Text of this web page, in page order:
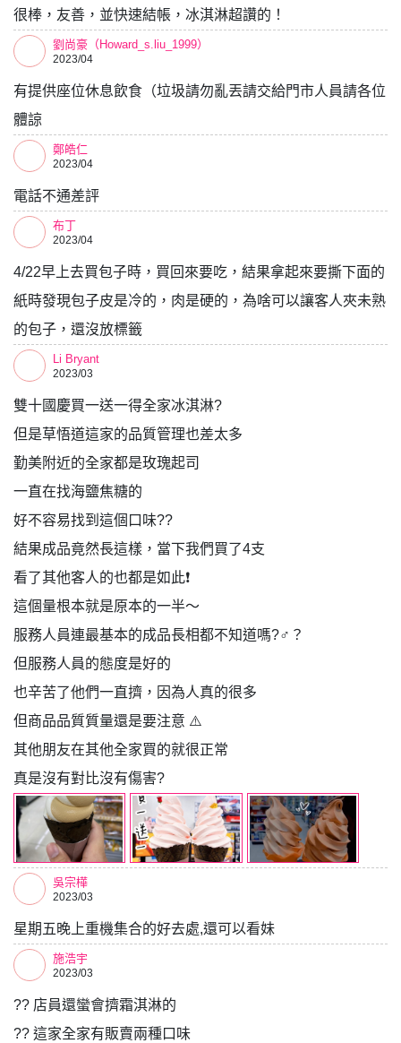
很棒，友善，並快速結帳，冰淇淋超讚的！
劉尚豪（Howard_s.liu_1999）
2023/04
有提供座位休息飲食（垃圾請勿亂丟請交給門市人員請各位
體諒
鄭皓仁
2023/04
電話不通差評
布丁
2023/04
4/22早上去買包子時，買回來要吃，結果拿起來要撕下面的
紙時發現包子皮是冷的，肉是硬的，為啥可以讓客人夾未熟
的包子，還沒放標籤
Li Bryant
2023/03
雙十國慶買一送一得全家冰淇淋?
但是草悟道這家的品質管理也差太多
勤美附近的全家都是玫瑰起司
一直在找海鹽焦糖的
好不容易找到這個口味??
結果成品竟然長這樣，當下我們買了4支
看了其他客人的也都是如此❗️
這個量根本就是原本的一半～
服務人員連最基本的成品長相都不知道嗎?‍♂️？
但服務人員的態度是好的
也辛苦了他們一直擠，因為人真的很多
但商品品質質量還是要注意 ⚠️
其他朋友在其他全家買的就很正常
真是沒有對比沒有傷害?
吳宗樺
2023/03
星期五晚上重機集合的好去處,還可以看妹
施浩宇
2023/03
?? 店員還蠻會擠霜淇淋的
?? 這家全家有販賣兩種口味